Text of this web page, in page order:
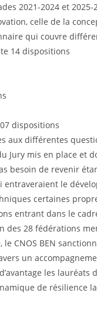
2021-2024 et 2025-
celle de la
qui couvre
14 dispositions
dispositions
aux différentes
Jury mis en place et
besoin de revenir
entraveraient le
certaines
entrant dans le
des 28 fédérations
CNOS BEN
un
les
de résilience